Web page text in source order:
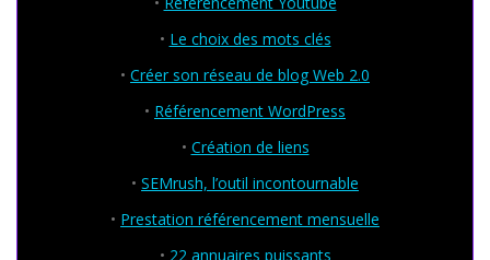
• Le choix des mots clés
• Créer son réseau de blog Web 2.0
• Référencement WordPress
• Création de liens
• SEMrush, l’outil incontournable
• Prestation référencement mensuelle
• 22 annuaires puissants